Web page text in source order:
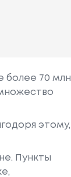
более 70 млн
этому,
Пункты